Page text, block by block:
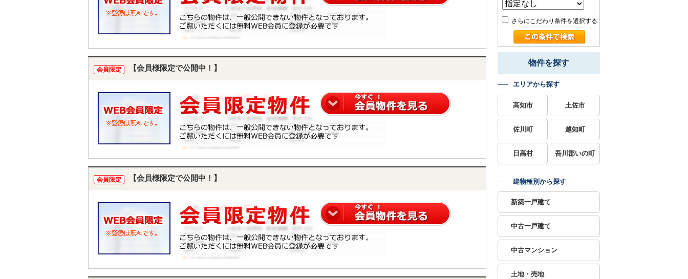
会員限定 【会員様限定で公開中！】
会員限定 【会員様限定で公開中！】
さらにこだわり条件を選択する
物件を探す
エリアから探す
高知市 土佐市
佐川町 越知町
日高村 吾川郡いの町
建物種別から探す
新築一戸建て
中古一戸建て
中古マンション
土地・売地